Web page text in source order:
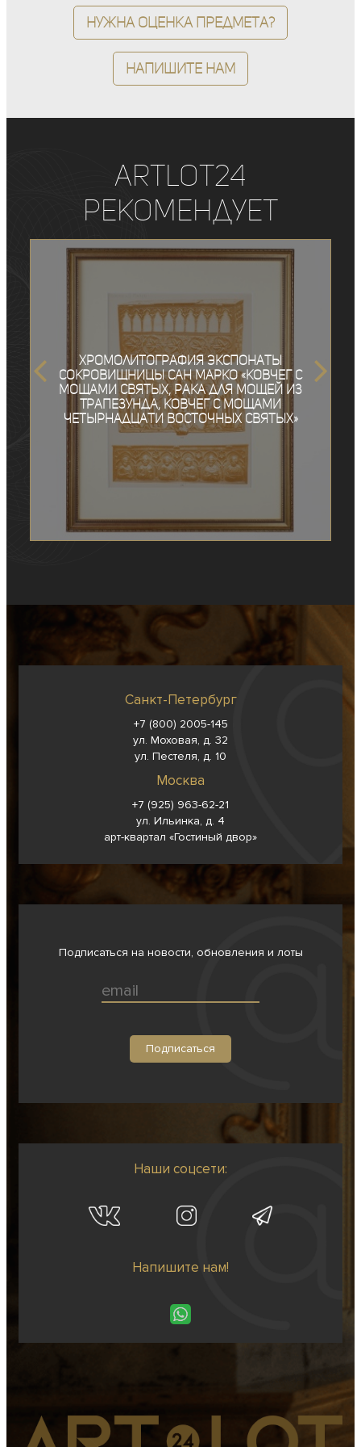
Нужна оценка предмета?
Напишите нам
ArtLot24
рекомендует
Хромолитография экспонаты
сокровищницы Сан Марко «Ковчег с
мощами святых, Рака для мощей из
Трапезунда, Ковчег с мощами
четырнадцати восточных святых»
Санкт-Петербург
+7 (800) 2005-145
ул. Моховая, д. 32
ул. Пестеля, д. 10
Москва
+7 (925) 963-62-21
ул. Ильинка, д. 4
арт-квартал «Гостиный двор»
Подписаться на новости, обновления и лоты
Наши соцсети:
Напишите нам!